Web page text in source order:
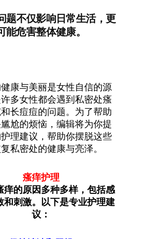
题不仅影响日常生活，更
能危害整体健康。
康与美丽是女性自信的源
多女性都会遇到私密处瘙
长痘痘的问题。为了帮助
尬的烦恼，编辑将为你提
理建议，帮助你摆脱这些
私密处的健康与亮泽。
瘙痒护理
痒的原因多种多样，包括感
和刺激。以下是专业护理建
议：